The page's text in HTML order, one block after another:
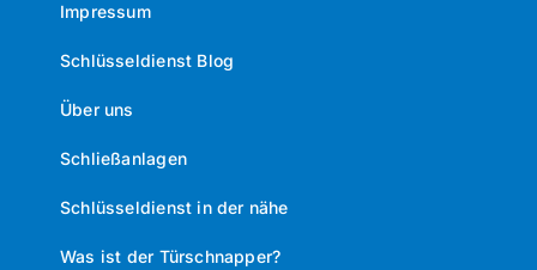
Impressum
Schlüsseldienst Blog
Über uns
Schließanlagen
Schlüsseldienst in der nähe
Was ist der Türschnapper?